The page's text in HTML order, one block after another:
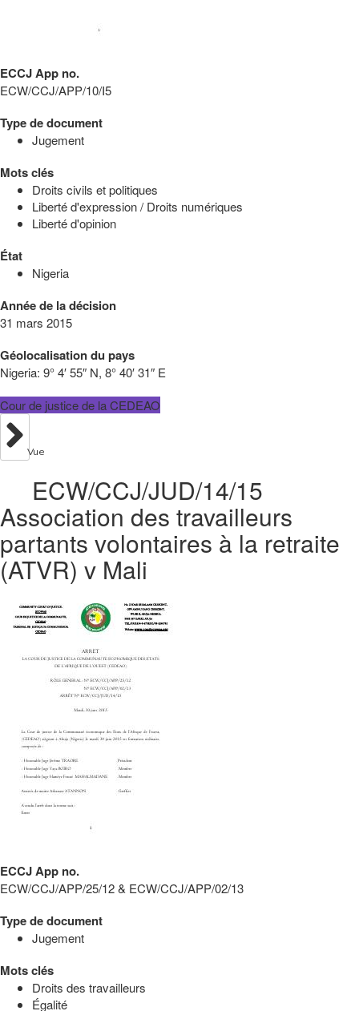
ECCJ App no.
ECW/CCJ/APP/10/I5
Type de document
Jugement
Mots clés
Droits civils et politiques
Liberté d'expression / Droits numériques
Liberté d'opinion
État
Nigeria
Année de la décision
31 mars 2015
Géolocalisation du pays
Nigeria: 9° 4′ 55″ N, 8° 40′ 31″ E
Cour de justice de la CEDEAO
Vue
ECW/CCJ/JUD/14/15
Association des travailleurs
partants volontaires à la retraite
(ATVR) v Mali
ECCJ App no.
ECW/CCJ/APP/25/12 & ECW/CCJ/APP/02/13
Type de document
Jugement
Mots clés
Droits des travailleurs
Égalité